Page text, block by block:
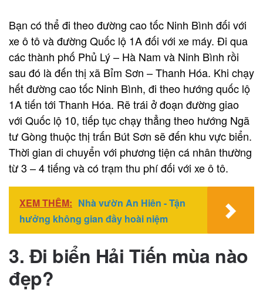
Bạn có thể đi theo đường cao tốc Ninh Bình đối với
xe ô tô và đường Quốc lộ 1A đối với xe máy. Đi qua
các thành phố Phủ Lý – Hà Nam và Ninh Bình rồi
sau đó là đến thị xã Bỉm Sơn – Thanh Hóa. Khi chạy
hết đường cao tốc Ninh Bình, đi theo hướng quốc lộ
1A tiến tới Thanh Hóa. Rẽ trái ở đoạn đường giao
với Quốc lộ 10, tiếp tục chạy thẳng theo hướng Ngã
tư Gòng thuộc thị trấn Bút Sơn sẽ đến khu vực biển.
Thời gian di chuyển với phương tiện cá nhân thường
từ 3 – 4 tiếng và có trạm thu phí đối với xe ô tô.
XEM THÊM: Nhà vườn An Hiên - Tận
hưởng không gian đầy hoài niệm
3. Đi biển Hải Tiến mùa nào
đẹp?